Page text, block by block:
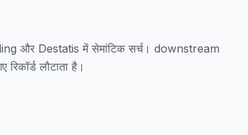
और Destatis में सेमांटिक सर्च। downstream
लौटाता है।